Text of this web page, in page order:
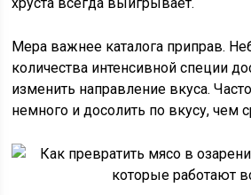
Мера важнее каталога приправ.
количества интенсивной специи
изменить направление вкуса.
немного и досолить по вкусу, чем